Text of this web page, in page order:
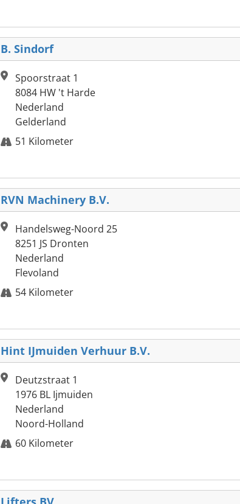
B. Sindorf
Spoorstraat 1
8084 HW 't Harde
Nederland
Gelderland
51 Kilometer
RVN Machinery B.V.
Handelsweg-Noord 25
8251 JS Dronten
Nederland
Flevoland
54 Kilometer
Hint IJmuiden Verhuur B.V.
Deutzstraat 1
1976 BL Ijmuiden
Nederland
Noord-Holland
60 Kilometer